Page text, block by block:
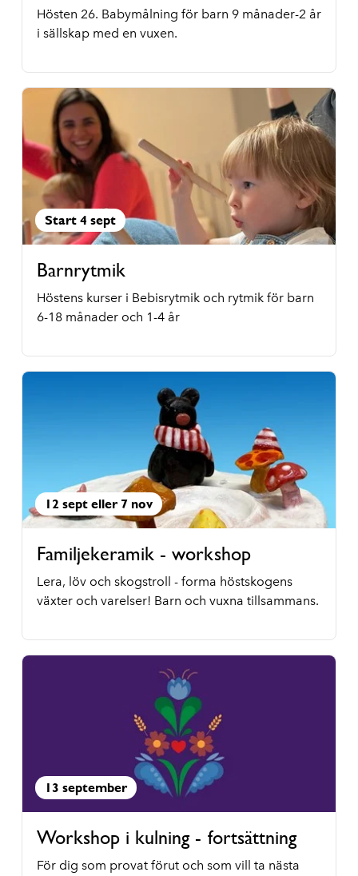
Hösten 26. Babymålning för barn 9 månader-2 år
i sällskap med en vuxen.
Start 4 sept
Barnrytmik
Höstens kurser i Bebisrytmik och rytmik för barn
6-18 månader och 1-4 år
12 sept eller 7 nov
Familjekeramik - workshop
Lera, löv och skogstroll - forma höstskogens
växter och varelser! Barn och vuxna tillsammans.
13 september
Workshop i kulning - fortsättning
För dig som provat förut och som vill ta nästa